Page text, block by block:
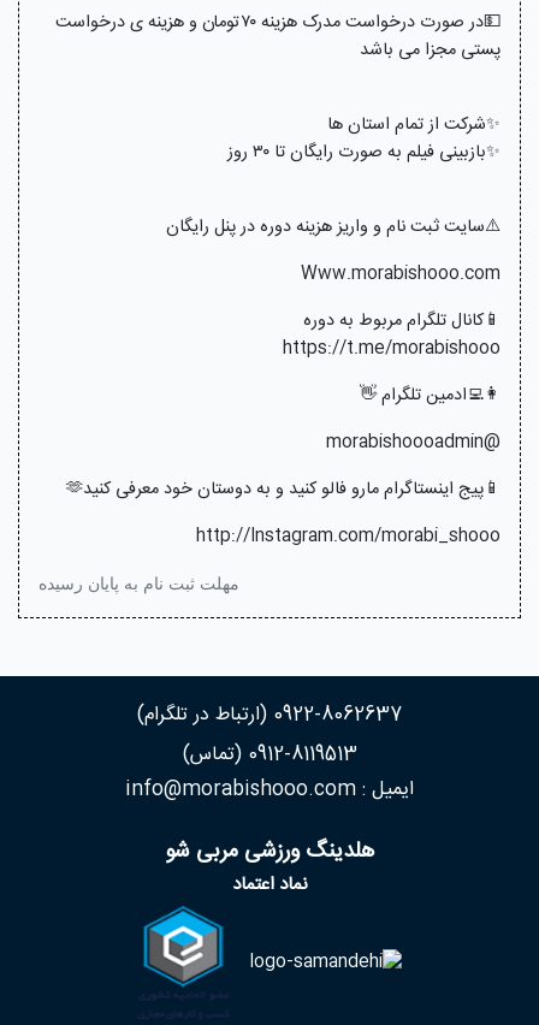
💵در صورت درخواست مدرک هزینه ۷۰تومان و هزینه ی درخواست
پستی مجزا می باشد
✨شرکت از تمام استان ها
✨بازبینی فیلم به صورت رایگان تا ۳۰ روز
⚠️سایت ثبت نام و واریز هزینه دوره در پنل رایگان
Www.morabishooo.com
📱کانال تلگرام مربوط به دوره
https://t.me/morabishooo
👩‍💻ادمین تلگرام 👋
@morabishoooadmin
📱پیج اینستاگرام مارو فالو کنید و به دوستان خود معرفی کنید🫶
http://Instagram.com/morabi_shooo
مهلت ثبت نام به پایان رسیده
0922-8062637 (ارتباط در تلگرام)
0912-8119513 (تماس)
ایمیل : info@morabishooo.com
هلدینگ ورزشی مربی شو
نماد اعتماد